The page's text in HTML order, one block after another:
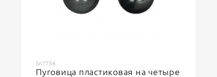
Sn7756
Пуговица пластиковая на четыре